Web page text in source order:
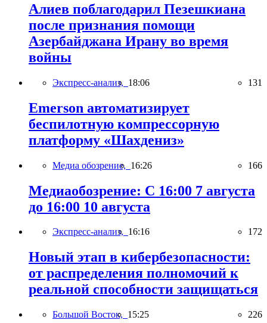
Алиев поблагодарил Пезешкиана
после признания помощи
Азербайджана Ирану во время
войны
Экспресс-анализ, 18:06 131
Emerson автоматизирует
беспилотную компрессорную
платформу «Шахдениз»
Медиа обозрение, 16:26 166
Медиаобозрение: С 16:00 7 августа
до 16:00 10 августа
Экспресс-анализ, 16:16 172
Новый этап в кибербезопасности:
от распределения полномочий к
реальной способности защищаться
Большой Восток, 15:25 226